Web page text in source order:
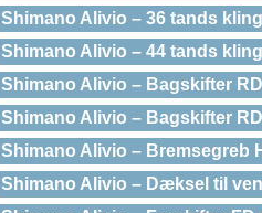
Shimano Alivio – 36 tands
Shimano Alivio – 44 tands
Shimano Alivio – Bagskifter
Shimano Alivio – Bagskifter
Shimano Alivio – Bremsegreb
Shimano Alivio – Dæksel til